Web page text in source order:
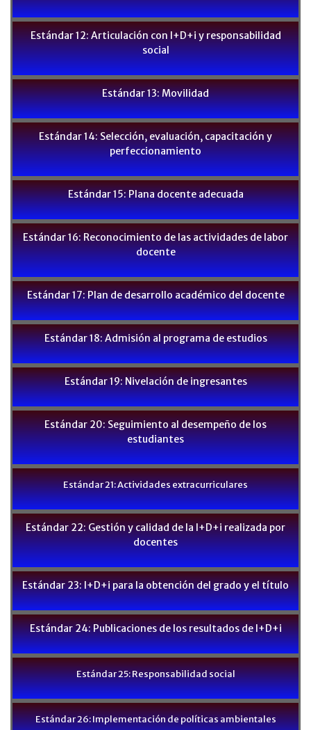
Estándar 12: Articulación con I+D+i y responsabilidad
social
Estándar 13: Movilidad
Estándar 14: Selección, evaluación, capacitación y
perfeccionamiento
Estándar 15: Plana docente adecuada
Estándar 16: Reconocimiento de las actividades de labor
docente
Estándar 17: Plan de desarrollo académico del docente
Estándar 18: Admisión al programa de estudios
Estándar 19: Nivelación de ingresantes
Estándar 20: Seguimiento al desempeño de los
estudiantes
Estándar 21: Actividades extracurriculares
Estándar 22: Gestión y calidad de la I+D+i realizada por
docentes
Estándar 23: I+D+i para la obtención del grado y el título
Estándar 24: Publicaciones de los resultados de I+D+i
Estándar 25: Responsabilidad social
Estándar 26: Implementación de políticas ambientales